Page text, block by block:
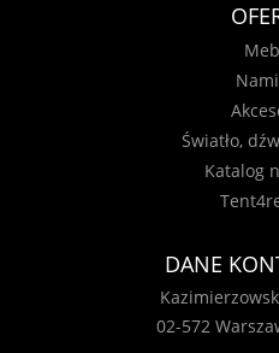
Światło,
Katalog
DANE
02-572